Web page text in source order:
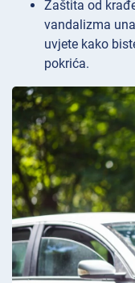
Zaštita od
vandalizma
uvjete kako
pokrića.